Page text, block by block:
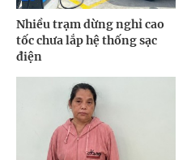
Nhiều trạm dừng nghỉ cao
tốc chưa lắp hệ thống sạc
điện